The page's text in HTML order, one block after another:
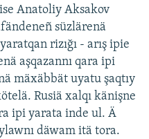
Anatoliy Aksakov
süzlärenä
rizığı - arış ipie
aşqazannı qara ipi
mäxäbbät uyatu şaqtıy
Rusiä xalqı känişne
ipi yarata inde ul. Ä
däwam itä tora.